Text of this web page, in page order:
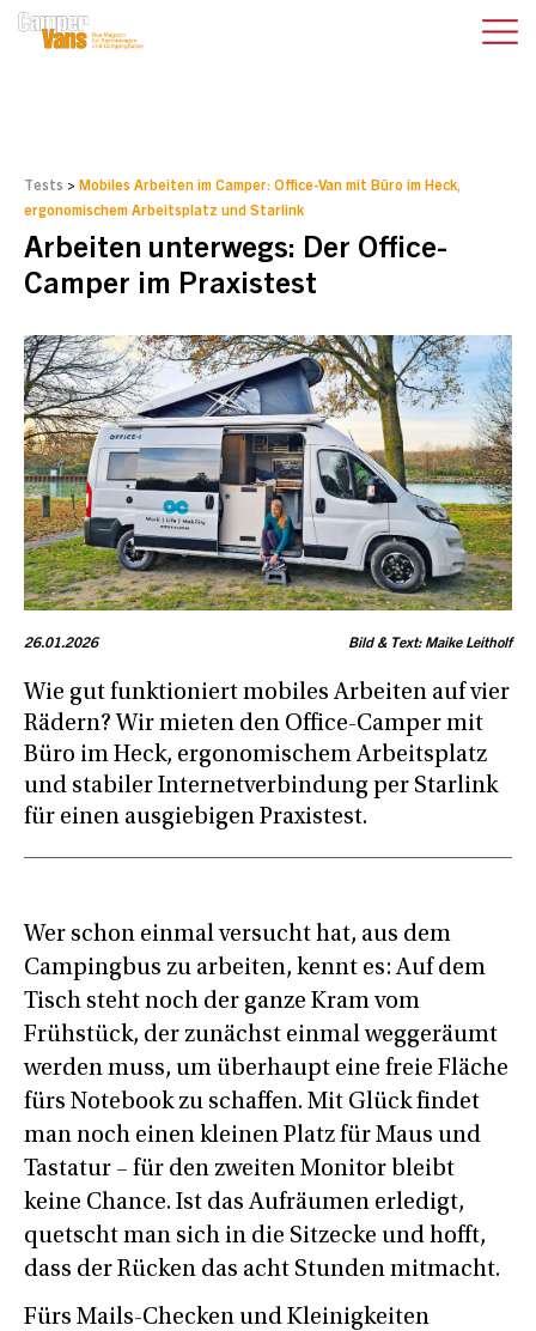
Tests > Mobiles Arbeiten im Camper: Office-Van mit Büro im Heck,
ergonomischem Arbeitsplatz und Starlink
Arbeiten unterwegs: Der Office-
Camper im Praxistest
26.01.2026 Bild & Text: Maike Leitholf
Wie gut funktioniert mobiles Arbeiten auf vier
Rädern? Wir mieten den Office-Camper mit
Büro im Heck, ergonomischem Arbeitsplatz
und stabiler Internetverbindung per Starlink
für einen ausgiebigen Praxistest.
Wer schon einmal versucht hat, aus dem
Campingbus zu arbeiten, kennt es: Auf dem
Tisch steht noch der ganze Kram vom
Frühstück, der zunächst einmal weggeräumt
werden muss, um überhaupt eine freie Fläche
fürs Notebook zu schaffen. Mit Glück findet
man noch einen kleinen Platz für Maus und
Tastatur – für den zweiten Monitor bleibt
keine Chance. Ist das Aufräumen erledigt,
quetscht man sich in die Sitzecke und hofft,
dass der Rücken das acht Stunden mitmacht.
Fürs Mails-Checken und Kleinigkeiten